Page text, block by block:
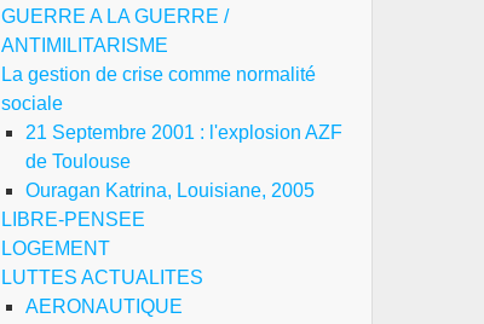
GUERRE A LA GUERRE /
ANTIMILITARISME
La gestion de crise comme normalité
sociale
21 Septembre 2001 : l'explosion AZF
de Toulouse
Ouragan Katrina, Louisiane, 2005
LIBRE-PENSEE
LOGEMENT
LUTTES ACTUALITES
AERONAUTIQUE